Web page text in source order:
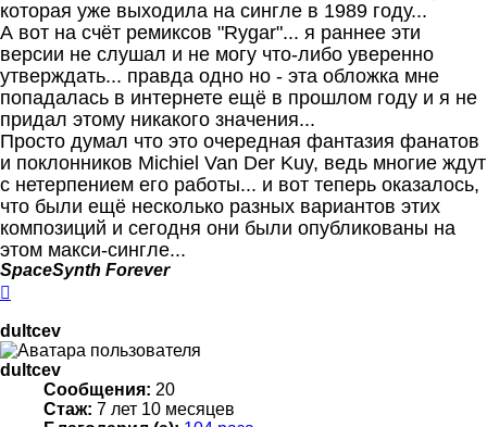
которая уже выходила на сингле в 1989 году...
А вот на счёт ремиксов "Rygar"... я раннее эти
версии не слушал и не могу что-либо уверенно
утверждать... правда одно но - эта обложка мне
попадалась в интернете ещё в прошлом году и я не
придал этому никакого значения...
Просто думал что это очередная фантазия фанатов
и поклонников Michiel Van Der Kuy, ведь многие ждут
с нетерпением его работы... и вот теперь оказалось,
что были ещё несколько разных вариантов этих
композиций и сегодня они были опубликованы на
этом макси-сингле...
SpaceSynth Forever
началу
dultcev
dultcev
Сообщения: 20
Стаж: 7 лет 10 месяцев